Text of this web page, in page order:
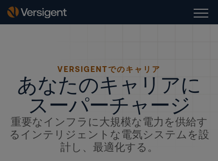
VERSIGENTでのキャリア
あなたのキャリアに
スーパーチャージ
重要なインフラに大規模な電力を供給す
るインテリジェントな電気システムを設
計し、最適化する。